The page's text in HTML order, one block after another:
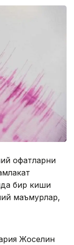
офатларни
бир киши
маъмурлар,
Жоселин